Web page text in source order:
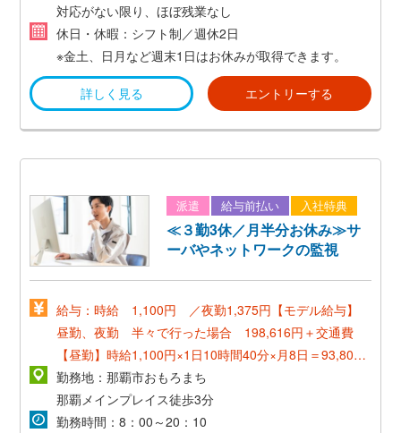
対応がない限り、ほぼ残業なし
休日・休暇：シフト制／週休2日
※金土、日月など週末1日はお休みが取得できます。
詳しく見る エントリーする
派遣 給与前払い 入社特典
≪３勤3休／月半分お休み≫サ
ーバやネットワークの監視
給与：時給 1,100円 ／夜勤1,375円【モデル給与】
昼勤、夜勤 半々で行った場合 198,616円＋交通費
【昼勤】時給1,100円×1日10時間40分×月8日＝93,808
円 ① 【夜勤】時給1,375円×5時間＋時給1,100円×5時
間40分＝13,101円
1日 13,101円×月8日＝104,808円 ②
勤務地：那覇市おもろまち
那覇メインプレイス徒歩3分
勤務時間：8：00～20：10